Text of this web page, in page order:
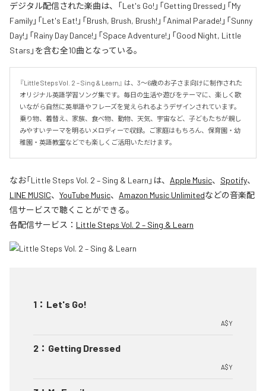
デジタル配信された楽曲は、「Let's Go!」「Getting Dressed」「My
Family」「Let's Eat!」「Brush, Brush, Brush!」「Animal Parade!」「Sunny
Day!」「Rainy Day Dance!」「Space Adventure!」「Good Night, Little
Stars」を含む全10曲となっている。
『Little Steps Vol. 2 – Sing & Learn』 は、3〜6歳のお子さま向けに制作された
オリジナル英語学習ソング集です。毎日の生活や遊びをテーマに、楽しく歌
いながら自然に英単語やフレーズを覚えられるようデザインされています。
乗り物、着替え、家族、食べ物、動物、天気、宇宙など、子どもたちが親し
みやすいテーマを明るいメロディーで収録。ご家庭はもちろん、保育園・幼
稚園・英語教室などでも楽しくご活用いただけます。
なお「Little Steps Vol. 2 – Sing & Learn 」は、 Apple Music、 Spotify、
LINE MUSIC、 YouTube Music、 Amazon Music Unlimitedなどの音楽配
信サービスで聴くことができる。
各配信サービス： Little Steps Vol. 2 – Sing & Learn
1 ： Let's Go!
A$Y
2 ： Getting Dressed
A$Y